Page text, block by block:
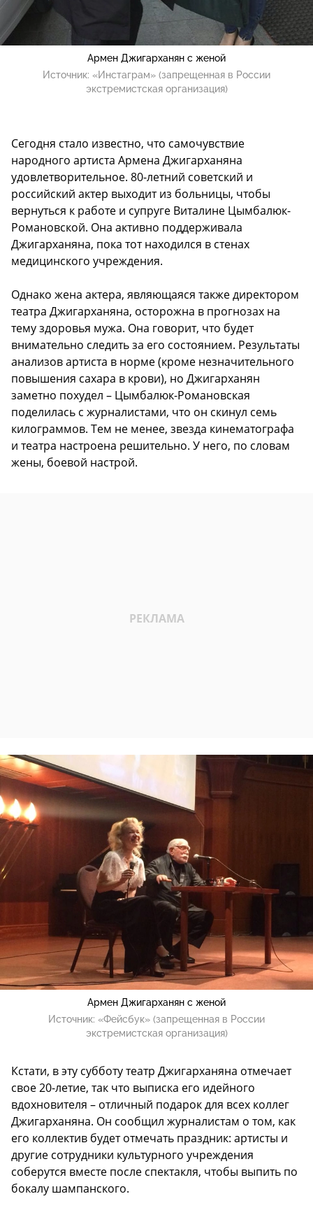
Армен Джигарханян с женой
Источник: «Инстаграм» (запрещенная в России
экстремистская организация)
Сегодня стало известно, что самочувствие
народного артиста Армена Джигарханяна
удовлетворительное. 80-летний советский и
российский актер выходит из больницы, чтобы
вернуться к работе и супруге Виталине Цымбалюк-
Романовской. Она активно поддерживала
Джигарханяна, пока тот находился в стенах
медицинского учреждения.
Однако жена актера, являющаяся также директором
театра Джигарханяна, осторожна в прогнозах на
тему здоровья мужа. Она говорит, что будет
внимательно следить за его состоянием. Результаты
анализов артиста в норме (кроме незначительного
повышения сахара в крови), но Джигарханян
заметно похудел – Цымбалюк-Романовская
поделилась с журналистами, что он скинул семь
килограммов. Тем не менее, звезда кинематографа
и театра настроена решительно. У него, по словам
жены, боевой настрой.
Армен Джигарханян с женой
Источник: «Фейсбук» (запрещенная в России
экстремистская организация)
Кстати, в эту субботу театр Джигарханяна отмечает
свое 20-летие, так что выписка его идейного
вдохновителя – отличный подарок для всех коллег
Джигарханяна. Он сообщил журналистам о том, как
его коллектив будет отмечать праздник: артисты и
другие сотрудники культурного учреждения
соберутся вместе после спектакля, чтобы выпить по
бокалу шампанского.